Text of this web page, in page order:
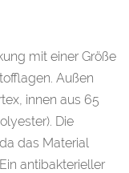
mit einer Größe
Außen
innen aus 65
Die
das Material
antibakterieller